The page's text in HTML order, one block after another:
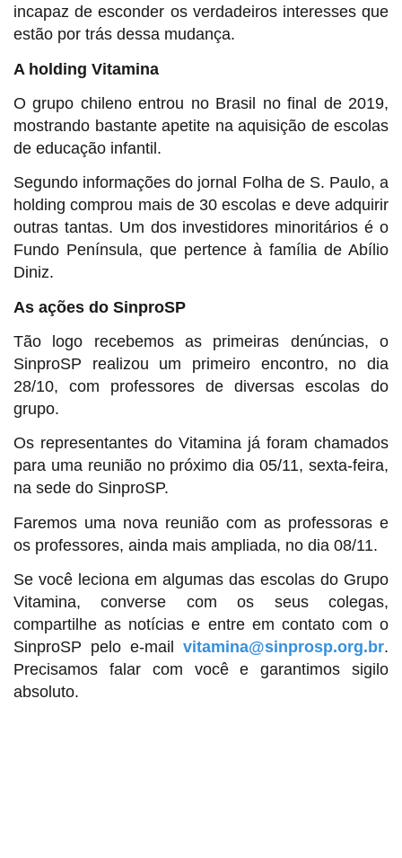
incapaz de esconder os verdadeiros interesses que
estão por trás dessa mudança.
A holding Vitamina
O grupo chileno entrou no Brasil no final de 2019,
mostrando bastante apetite na aquisição de escolas
de educação infantil.
Segundo informações do jornal Folha de S. Paulo, a
holding comprou mais de 30 escolas e deve adquirir
outras tantas. Um dos investidores minoritários é o
Fundo Península, que pertence à família de Abílio
Diniz.
As ações do SinproSP
Tão logo recebemos as primeiras denúncias, o
SinproSP realizou um primeiro encontro, no dia
28/10, com professores de diversas escolas do
grupo.
Os representantes do Vitamina já foram chamados
para uma reunião no próximo dia 05/11, sexta-feira,
na sede do SinproSP.
Faremos uma nova reunião com as professoras e
os professores, ainda mais ampliada, no dia 08/11.
Se você leciona em algumas das escolas do Grupo
Vitamina, converse com os seus colegas,
compartilhe as notícias e entre em contato com o
SinproSP pelo e-mail vitamina@sinprosp.org.br.
Precisamos falar com você e garantimos sigilo
absoluto.